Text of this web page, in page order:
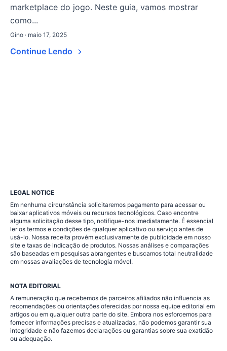
marketplace do jogo. Neste guia, vamos mostrar
como...
Gino · maio 17, 2025
Continue Lendo
LEGAL NOTICE
Em nenhuma circunstância solicitaremos pagamento para acessar ou
baixar aplicativos móveis ou recursos tecnológicos. Caso encontre
alguma solicitação desse tipo, notifique-nos imediatamente. É essencial
ler os termos e condições de qualquer aplicativo ou serviço antes de
usá-lo. Nossa receita provém exclusivamente de publicidade em nosso
site e taxas de indicação de produtos. Nossas análises e comparações
são baseadas em pesquisas abrangentes e buscamos total neutralidade
em nossas avaliações de tecnologia móvel.
NOTA EDITORIAL
A remuneração que recebemos de parceiros afiliados não influencia as
recomendações ou orientações oferecidas por nossa equipe editorial em
artigos ou em qualquer outra parte do site. Embora nos esforcemos para
fornecer informações precisas e atualizadas, não podemos garantir sua
integridade e não fazemos declarações ou garantias sobre sua exatidão
ou adequação.